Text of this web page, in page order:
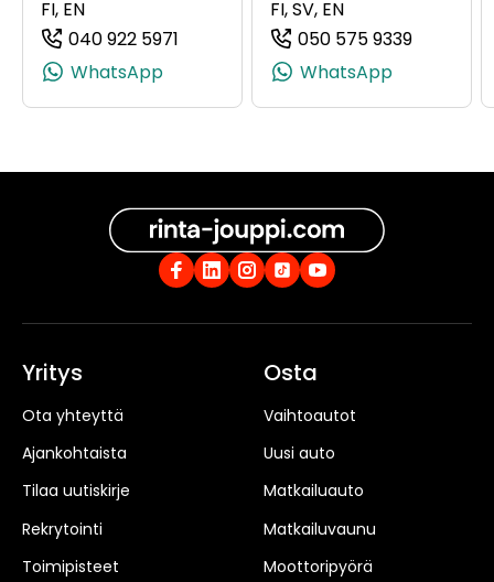
FI, EN
040 922 5971
(+358409225971, 0409225971, +358
WhatsApp
FI, SV, EN
050 575 9339
WhatsApp
Yritys
Ota yhteyttä
Ajankohtaista
Tilaa uutiskirje
Rekrytointi
Toimipisteet
Osta
Vaihtoautot
Uusi auto
Matkailuauto
Matkailuvaunu
Moottoripyörä